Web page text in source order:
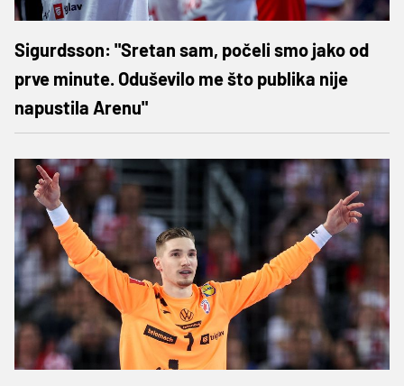
Sigurdsson: "Sretan sam, počeli smo jako od
prve minute. Oduševilo me što publika nije
napustila Arenu"